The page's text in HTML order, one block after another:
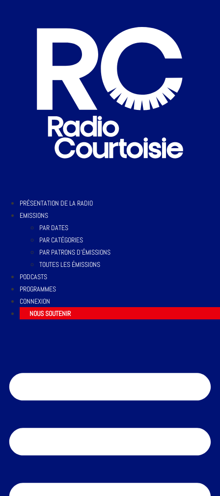
PRÉSENTATION DE LA RADIO
EMISSIONS
PAR DATES
PAR CATÉGORIES
PAR PATRONS D’ÉMISSIONS
TOUTES LES ÉMISSIONS
PODCASTS
PROGRAMMES
CONNEXION
NOUS SOUTENIR